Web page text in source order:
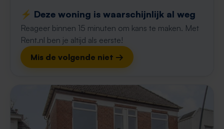
⚡️ Deze woning is waarschijnlijk al weg
Reageer binnen 15 minuten om kans te maken. Met
Rent.nl ben je altijd als eerste!
Mis de volgende niet →